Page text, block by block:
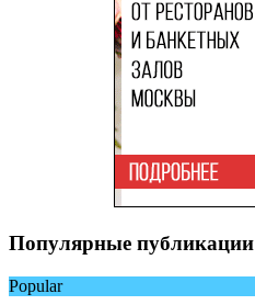
Популярные публикации
Popular